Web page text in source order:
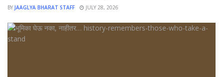
BY JAAGLYA BHARAT STAFF JULY 28, 2026